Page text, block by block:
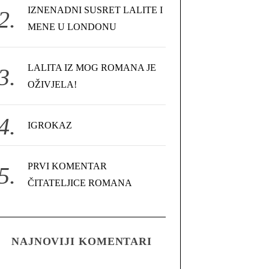
IZNENADNI SUSRET LALITE I
MENE U LONDONU
LALITA IZ MOG ROMANA JE
OŽIVJELA!
IGROKAZ
PRVI KOMENTAR
ČITATELJICE ROMANA
NAJNOVIJI KOMENTARI